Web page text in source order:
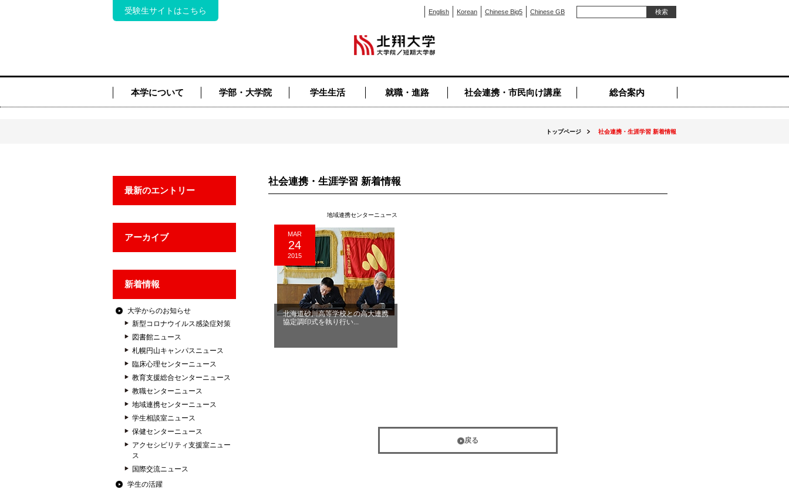
受験生サイトはこちら English Korean Chinese Big5 Chinese GB
本学について 学部・大学院 学生生活 就職・進路 社会連携・市民向け講座 総合案内
トップページ 社会連携・生涯学習 新着情報
最新のエントリー
アーカイブ
新着情報
大学からのお知らせ
新型コロナウイルス感染症対策
図書館ニュース
札幌円山キャンパスニュース
臨床心理センターニュース
教育支援総合センターニュース
教職センターニュース
地域連携センターニュース
学生相談室ニュース
保健センターニュース
アクセシビリティ支援室ニュー
ス
国際交流ニュース
学生の活躍
社会連携・生涯学習 新着情報
地域連携センターニュース
MAR
24
2015
北海道砂川高等学校との高大連携
協定調印式を執り行い...
戻る